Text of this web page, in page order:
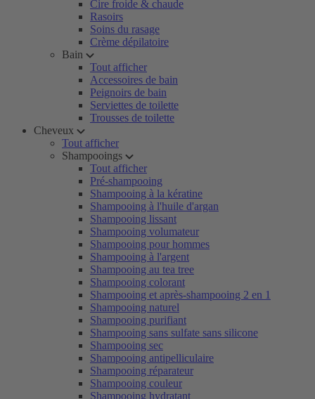
Cire froide & chaude
Rasoirs
Soins du rasage
Crème dépilatoire
Bain
Tout afficher
Accessoires de bain
Peignoirs de bain
Serviettes de toilette
Trousses de toilette
Cheveux
Tout afficher
Shampooings
Tout afficher
Pré-shampooing
Shampooing à la kératine
Shampooing à l'huile d'argan
Shampooing lissant
Shampooing volumateur
Shampooing pour hommes
Shampooing à l'argent
Shampooing au tea tree
Shampooing colorant
Shampooing et après-shampooing 2 en 1
Shampooing naturel
Shampooing purifiant
Shampooing sans sulfate sans silicone
Shampooing sec
Shampooing antipelliculaire
Shampooing réparateur
Shampooing couleur
Shampooing hydratant